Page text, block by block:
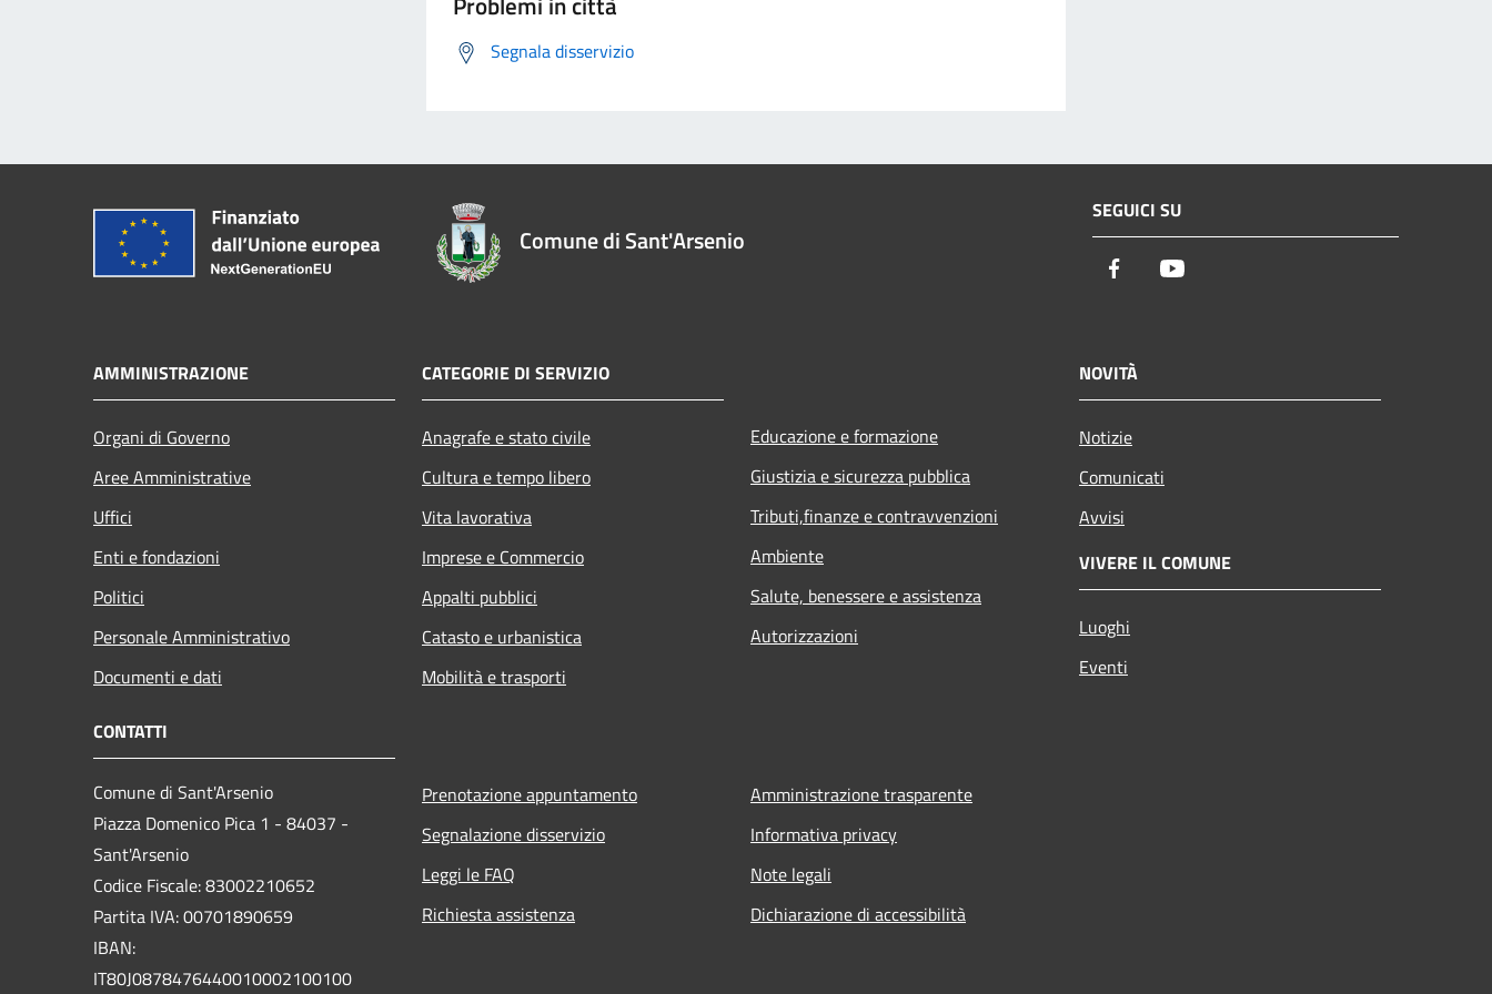
Segnala disservizio
Comune di Sant'Arsenio
SEGUICI SU
Facebook
AMMINISTRAZIONE
Organi di Governo
Aree Amministrative
Uffici
Enti e fondazioni
Politici
Personale Amministrativo
Documenti e dati
CATEGORIE DI SERVIZIO
Anagrafe e stato civile
Cultura e tempo libero
Vita lavorativa
Imprese e Commercio
Appalti pubblici
Catasto e urbanistica
Mobilità e trasporti
Educazione e formazione
Giustizia e sicurezza pubblica
Tributi,finanze e contravvenzioni
Ambiente
Salute, benessere e assistenza
Autorizzazioni
NOVITÀ
Notizie
Comunicati
Avvisi
VIVERE IL COMUNE
Luoghi
Eventi
CONTATTI
Comune di Sant'Arsenio
Piazza Domenico Pica 1 - 84037 -
Sant'Arsenio
Codice Fiscale: 83002210652
Partita IVA: 00701890659
IBAN:
IT80J0878476440010002100100
Prenotazione appuntamento
Segnalazione disservizio
Leggi le FAQ
Richiesta assistenza
Amministrazione trasparente
Informativa privacy
Note legali
Dichiarazione di accessibilità